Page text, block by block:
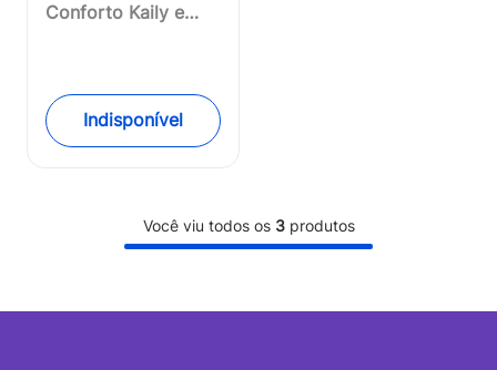
Conforto Kaily e
6079739950000OUT
[Remanufaturado]
Indisponível
Você viu todos os 3produtos